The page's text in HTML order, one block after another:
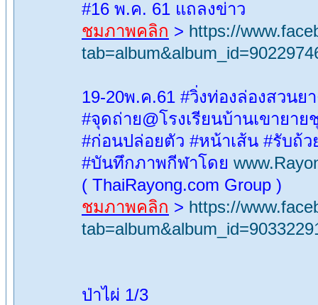
#16 พ.ค. 61 แถลงข่าว
ชมภาพคลิก > https://
19-20พ.ค.61 #วิ่งท่องล่องสวนย
#จุดถ่าย@โรงเรียนบ้านเขายาย
#ก่อนปล่อยตัว #หน้าเส้น #รับถ้
#บันทึกภาพกีฬาโดย
( ThaiRayong.com Group )
ชมภาพคลิก > https://
ป่าไผ่ 1/3